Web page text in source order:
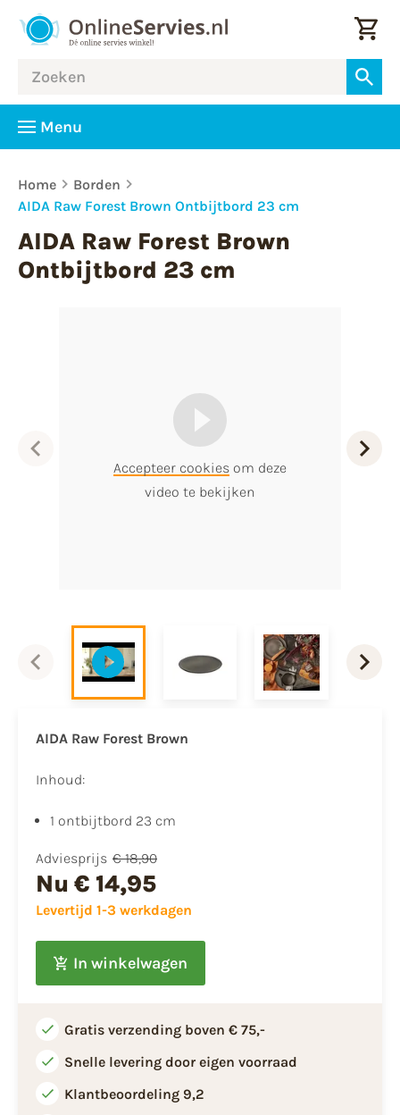
Menu
Home
Borden
AIDA Raw Forest Brown Ontbijtbord 23 cm
AIDA Raw Forest Brown
Ontbijtbord 23 cm
Accepteer cookies om deze
video te bekijken
AIDA Raw Forest Brown
Inhoud:
1 ontbijtbord 23 cm
Adviesprijs € 18,90
Nu € 14,95
Levertijd 1-3 werkdagen
In winkelwagen
Gratis verzending boven € 75,-
Snelle levering door eigen voorraad
Klantbeoordeling 9,2